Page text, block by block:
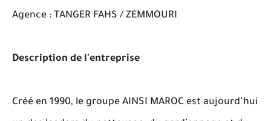
Agence : TANGER FAHS / ZEMMOURI
Description de l'entreprise
Créé en 1990, le groupe AINSI MAROC est aujourd’hui